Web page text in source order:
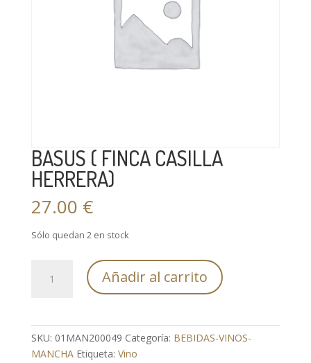
BASUS ( FINCA CASILLA
HERRERA)
27.00 €
Sólo quedan 2 en stock
Añadir al carrito
SKU: 01MAN200049 Categoría: BEBIDAS-VINOS-
MANCHA Etiqueta: Vino